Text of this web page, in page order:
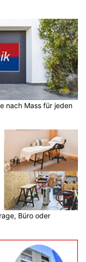
nach Mass für jeden
Büro oder